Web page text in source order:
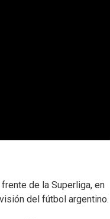
de la Superliga, en
del fútbol argentino.